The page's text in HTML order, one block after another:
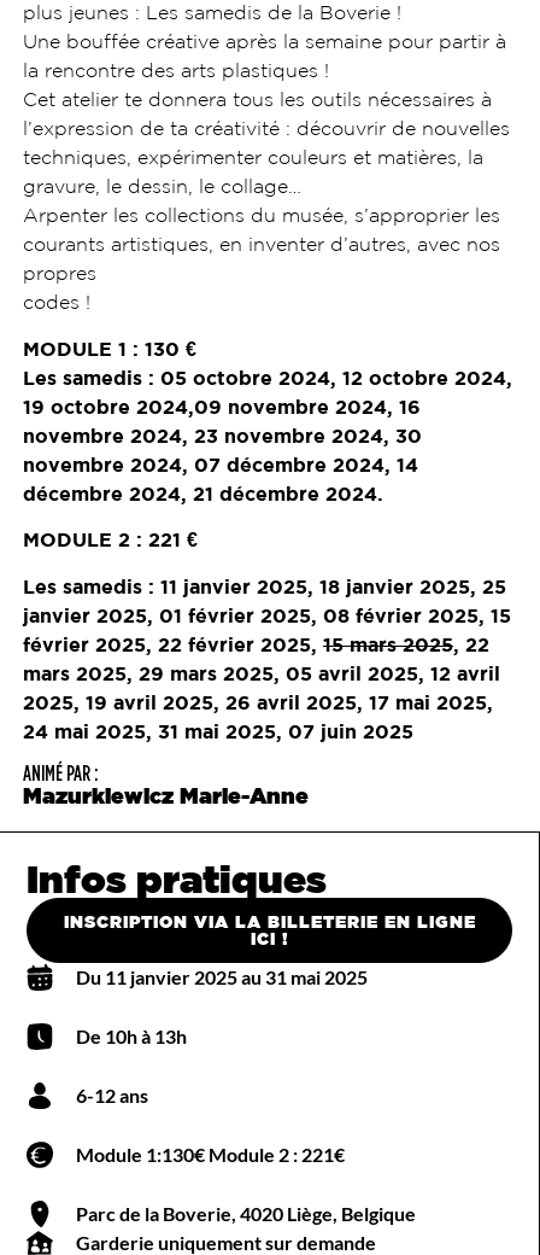
plus jeunes : Les samedis de la Boverie !
Une bouffée créative après la semaine pour partir à
la rencontre des arts plastiques !
Cet atelier te donnera tous les outils nécessaires à
l’expression de ta créativité : découvrir de nouvelles
techniques, expérimenter couleurs et matières, la
gravure, le dessin, le collage…
Arpenter les collections du musée, s’approprier les
courants artistiques, en inventer d’autres, avec nos
propres
codes !
MODULE 1 : 130 €
Les samedis : 05 octobre 2024, 12 octobre 2024,
19 octobre 2024,09 novembre 2024, 16
novembre 2024, 23 novembre 2024, 30
novembre 2024, 07 décembre 2024, 14
décembre 2024, 21 décembre 2024.
MODULE 2 : 221 €
Les samedis : 11 janvier 2025, 18 janvier 2025, 25
janvier 2025, 01 février 2025, 08 février 2025, 15
février 2025, 22 février 2025, 15 mars 2025, 22
mars 2025, 29 mars 2025, 05 avril 2025, 12 avril
2025, 19 avril 2025, 26 avril 2025, 17 mai 2025,
24 mai 2025, 31 mai 2025, 07 juin 2025
ANIMÉ PAR :
Mazurkiewicz Marie-Anne
Infos pratiques
INSCRIPTION VIA LA BILLETERIE EN LIGNE
ICI !
Du 11 janvier 2025 au 31 mai 2025
De 10h à 13h
6-12 ans
Module 1:130€ Module 2 : 221€
Parc de la Boverie, 4020 Liège, Belgique
Garderie uniquement sur demande